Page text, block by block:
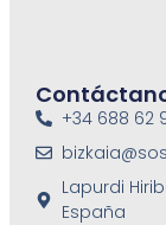
+34 688 62
Lapurdi
España